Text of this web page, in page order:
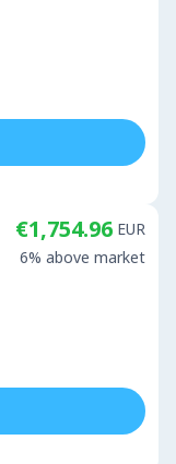
€1,754.96 EUR
6% above market